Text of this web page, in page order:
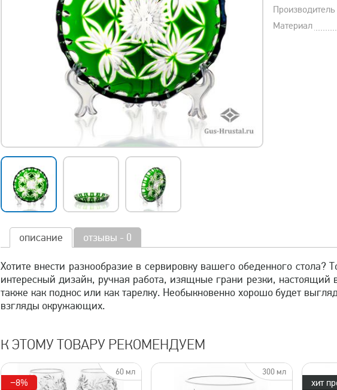
Производитель
Материал
описание отзывы - 0
Хотите внести разнообразие в сервировку вашего обеденного
интересный дизайн, ручная работа, изящные грани резки, настоящий
также как поднос или как тарелку. Необыкновенно хорошо будет
взгляды окружающих.
К ЭТОМУ ТОВАРУ РЕКОМЕНДУЕМ
−8%
60 мл 300 мл
хит